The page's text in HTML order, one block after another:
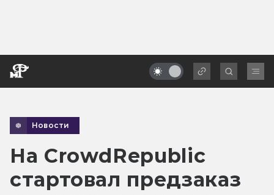
Новости
На CrowdRepublic
стартовал предзаказ